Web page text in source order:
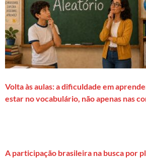
Volta às aulas: a dificuldade em
estar no vocabulário, não apenas nas
A participação brasileira na busca por